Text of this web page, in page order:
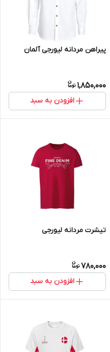
پیراهن مردانه لیورجی آلمان
1,850,000
افزودن به سبد
تیشرت مردانه لیورجی
780,000
افزودن به سبد